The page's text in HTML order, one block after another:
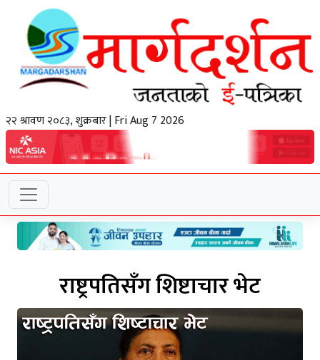
२२ श्रावण २०८३, शुक्रबार | Fri Aug 7 2026
राष्ट्रपतिसँग शिष्टाचार भेट